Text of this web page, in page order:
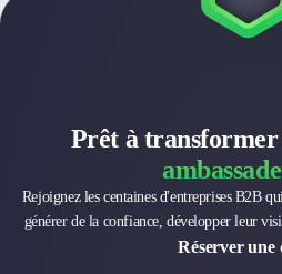
Droit du Travail
Financement de matériel ou équipement
Audit
Solutions de Paiement
Prêt à transformer
Rejoignez les centaines d'entreprises B2B
générer de la confiance, développer leur
Réserver une